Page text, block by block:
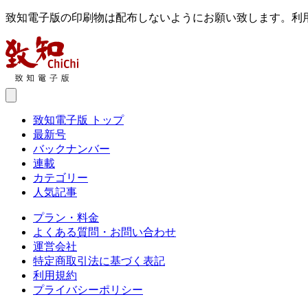
致知電子版の印刷物は配布しないようにお願い致します。
致知電子版 トップ
最新号
バックナンバー
連載
カテゴリー
人気記事
プラン・料金
よくある質問・お問い合わせ
運営会社
特定商取引法に基づく表記
利用規約
プライバシーポリシー